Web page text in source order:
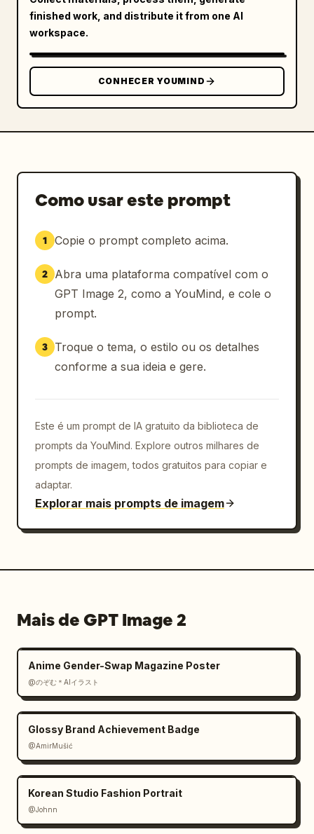
finished work, and distribute it from one AI
workspace.
CONHECER YOUMIND
Como usar este prompt
1 Copie o prompt completo acima.
2
Abra uma plataforma compatível com o
GPT Image 2, como a YouMind, e cole o
prompt.
3
Troque o tema, o estilo ou os detalhes
conforme a sua ideia e gere.
Este é um prompt de IA gratuito da biblioteca de
prompts da YouMind. Explore outros milhares de
prompts de imagem, todos gratuitos para copiar e
adaptar.
Explorar mais prompts de imagem
Mais de GPT Image 2
Anime Gender-Swap Magazine Poster
@のぞむ＊AIイラスト
Glossy Brand Achievement Badge
@AmirMušić
Korean Studio Fashion Portrait
@Johnn